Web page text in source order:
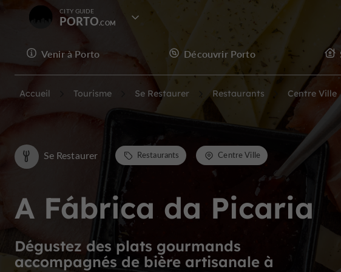
CITY GUIDE
PORTO
Venir à Porto Découvrir Porto
Accueil Tourisme Se Restaurer Restaurants Centre Ville
A Fábrica da Picaria
Dégustez des plats gourmands
accompagnés de bière artisanale à
Se Restaurer Restaurants Centre Ville